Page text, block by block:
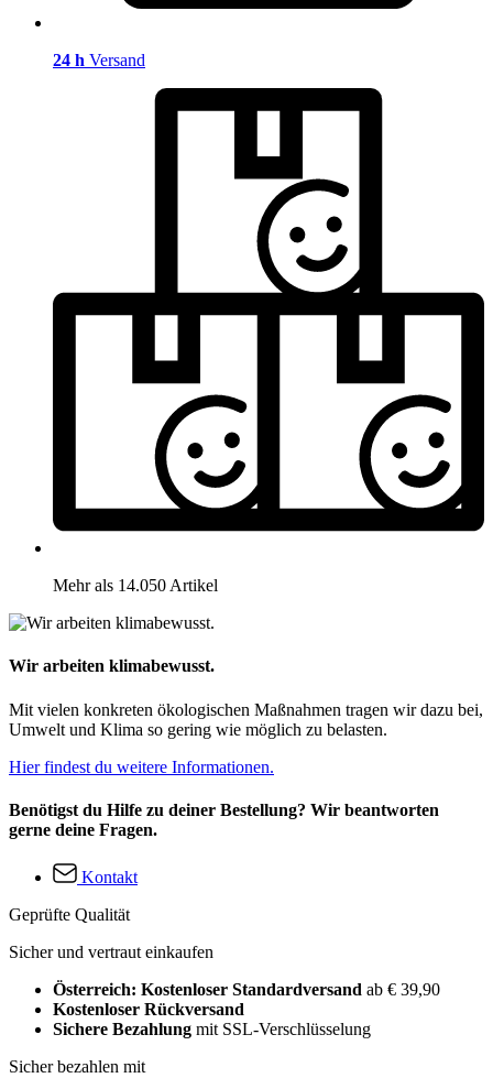
24 h Versand
Mehr als 14.050 Artikel
Wir arbeiten klimabewusst.
Mit vielen konkreten ökologischen Maßnahmen tragen wir dazu bei,
Umwelt und Klima so gering wie möglich zu belasten.
Hier findest du weitere Informationen.
Benötigst du Hilfe zu deiner Bestellung? Wir beantworten
gerne deine Fragen.
Kontakt
Geprüfte Qualität
Sicher und vertraut einkaufen
Österreich: Kostenloser Standardversand ab € 39,90
Kostenloser Rückversand
Sichere Bezahlung mit SSL-Verschlüsselung
Sicher bezahlen mit